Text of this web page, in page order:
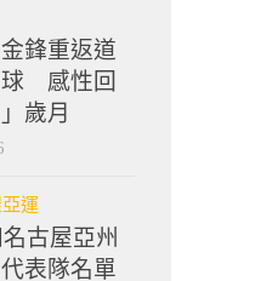
鋒重返道
球 感性回
歲月
運
古屋亞州
表隊名單